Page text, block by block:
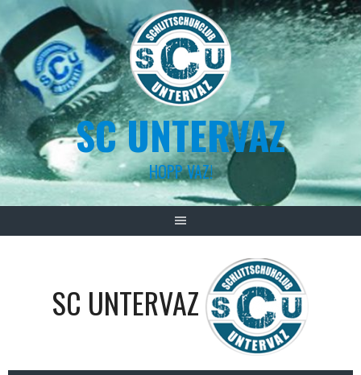
Skip
to
content
SC UNTERVAZ
HOPP VAZ!
SC UNTERVAZ